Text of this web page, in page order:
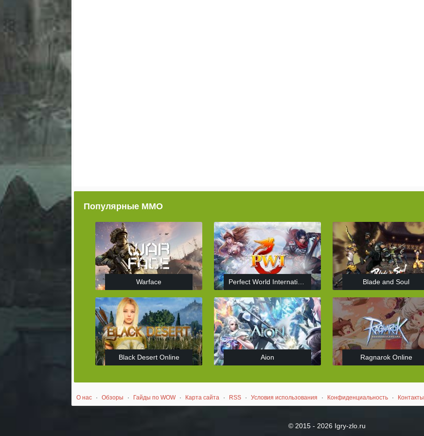
Популярные ММО
Warface Blade and Soul
Black Desert Online Aion Ragnarok Online
О нас · Обзоры · Гайды по WOW · Карта сайта · RSS · Условия использования · Конфиденциальность · Контакты
© 2015 - 2026 Igry-zlo.ru